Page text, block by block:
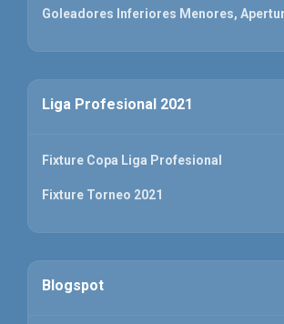
Goleadores Inferiores Menores,
Liga Profesional 2021
Fixture Copa Liga Profesional
Fixture Torneo 2021
Blogspot